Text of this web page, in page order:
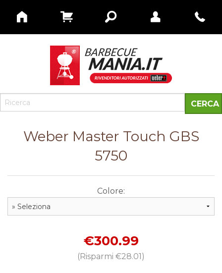
Weber Master Touch GBS
5750
Colore:
€300.99
(Risparmi €28.01)